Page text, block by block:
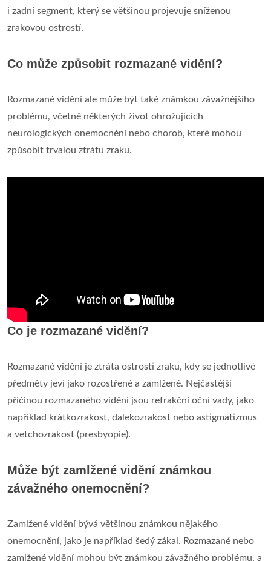
i zadní segment, který se většinou projevuje sníženou
zrakovou ostrostí.
Co může způsobit rozmazané vidění?
Rozmazané vidění ale může být také známkou závažnějšího
problému, včetně některých život ohrožujících
neurologických onemocnění nebo chorob, které mohou
způsobit trvalou ztrátu zraku.
Co je rozmazané vidění?
Rozmazané vidění je ztráta ostrosti zraku, kdy se jednotlivé
předměty jeví jako rozostřené a zamlžené. Nejčastější
příčinou rozmazaného vidění jsou refrakční oční vady, jako
například krátkozrakost, dalekozrakost nebo astigmatizmus
a vetchozrakost (presbyopie).
Může být zamlžené vidění známkou
závažného onemocnění?
Zamlžené vidění bývá většinou známkou nějakého
onemocnění, jako je například šedý zákal. Rozmazané nebo
zamlžené vidění mohou být známkou závažného problému, a